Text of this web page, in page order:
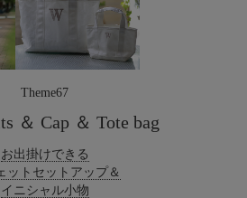
Theme67
＆ Cap ＆ Tote bag
お出掛けできる
ットセットアップ＆
イニシャル小物